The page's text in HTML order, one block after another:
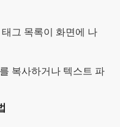
그 목록이 화면에 나
복사하거나 텍스트 파